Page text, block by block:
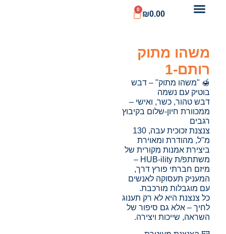
₪0.00
0
משהו מתוק
רותם-1
🍯 "משהו מתוק" – דבש
בוטיק עם נשמה
דבש טהור, כשר, ואישי –
ממכוורת חיון-שלום בקיבוץ
רגבים
צנצנת זכוכית עבה, 130
מ"ל, מהודרת ומאוירת
ביצירת אמנות מקורית של
משתתפ/ת HUB-ility –
מיזם חברתי פורץ דרך,
המעניק תעסוקה לאנשים
עם מוגבלות מורכבת.
כל צנצנת היא לא רק תענוג
לחיך – אלא גם סיפור של
השראה, שייכות ויצירה.